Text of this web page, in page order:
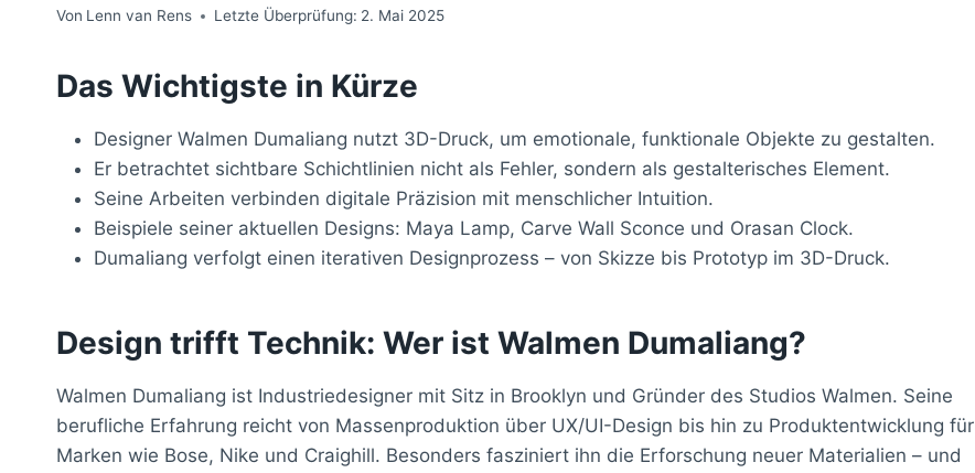
Von Lenn van Rens Letzte Überprüfung: 2. Mai 2025
Das Wichtigste in Kürze
Designer Walmen Dumaliang nutzt 3D-Druck, um emotionale, funktionale Objekte zu gestalten.
Er betrachtet sichtbare Schichtlinien nicht als Fehler, sondern als gestalterisches Element.
Seine Arbeiten verbinden digitale Präzision mit menschlicher Intuition.
Beispiele seiner aktuellen Designs: Maya Lamp, Carve Wall Sconce und Orasan Clock.
Dumaliang verfolgt einen iterativen Designprozess – von Skizze bis Prototyp im 3D-Druck.
Design trifft Technik: Wer ist Walmen Dumaliang?
Walmen Dumaliang ist Industriedesigner mit Sitz in Brooklyn und Gründer des Studios Walmen. Seine
berufliche Erfahrung reicht von Massenproduktion über UX/UI-Design bis hin zu Produktentwicklung für
Marken wie Bose, Nike und Craighill. Besonders fasziniert ihn die Erforschung neuer Materialien – und